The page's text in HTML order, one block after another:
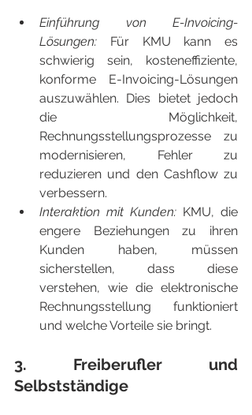
Einführung von E-Invoicing-
Lösungen: Für KMU kann es
schwierig sein, kosteneffiziente,
konforme E-Invoicing-Lösungen
auszuwählen. Dies bietet jedoch
die Möglichkeit,
Rechnungsstellungsprozesse zu
modernisieren, Fehler zu
reduzieren und den Cashflow zu
verbessern.
Interaktion mit Kunden: KMU, die
engere Beziehungen zu ihren
Kunden haben, müssen
sicherstellen, dass diese
verstehen, wie die elektronische
Rechnungsstellung funktioniert
und welche Vorteile sie bringt.
3. Freiberufler und
Selbstständige